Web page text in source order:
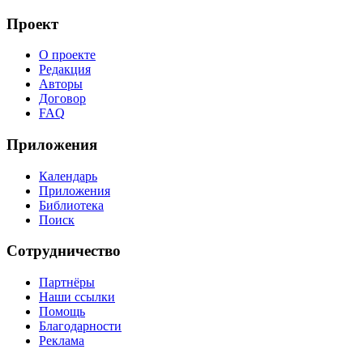
Проект
О проекте
Редакция
Авторы
Договор
FAQ
Приложения
Календарь
Приложения
Библиотека
Поиск
Сотрудничество
Партнёры
Наши ссылки
Помощь
Благодарности
Реклама